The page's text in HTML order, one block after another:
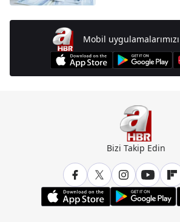
Mobil
Bizi Takip Edin